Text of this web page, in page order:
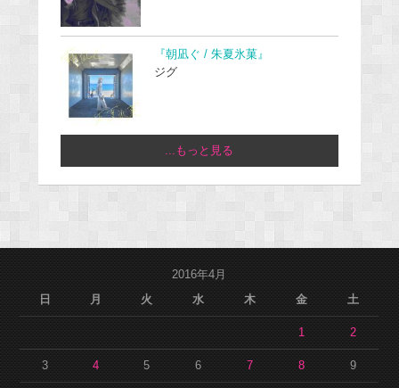
『朝凪ぐ / 朱夏氷菓』
ジグ
...もっと見る
2016年4月
日
月 火 水 木 金 土
1 2
3 4 5 6 7 8 9